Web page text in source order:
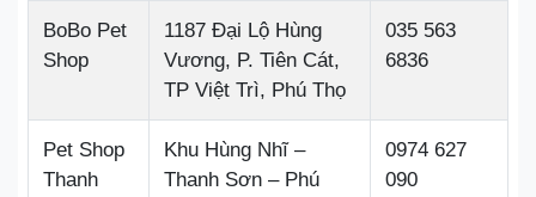
BoBo Pet
Shop
1187 Đại Lộ Hùng
Vương, P. Tiên Cát,
TP Việt Trì, Phú Thọ
035 563
6836
Pet Shop
Thanh
Khu Hùng Nhĩ –
Thanh Sơn – Phú
0974 627
090